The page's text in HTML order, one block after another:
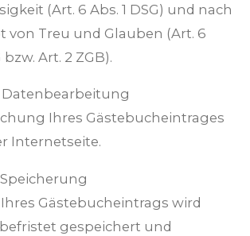
(Art. 6 Abs. 1 DSG) und nach
von Treu und Glauben (Art. 6
bzw. Art. 2 ZGB).
Datenbearbeitung
Ihres Gästebucheintrages
Internetseite.
Gästebucheintrags wird
gespeichert und